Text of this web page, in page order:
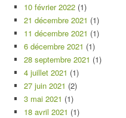
10 février 2022 (1)
21 décembre 2021 (1)
11 décembre 2021 (1)
6 décembre 2021 (1)
28 septembre 2021 (1)
4 juillet 2021 (1)
27 juin 2021 (2)
3 mai 2021 (1)
18 avril 2021 (1)